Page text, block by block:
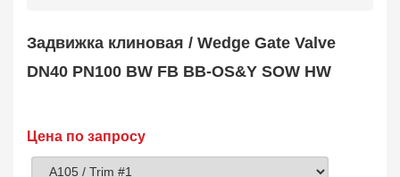
Клапан обратный
Plug Valve
148
Затвор дисковый
Задвижка клиновая / Wedge Gate Valve
DN40 PN100 BW FB BB-OS&Y SOW HW
Цена по запросу